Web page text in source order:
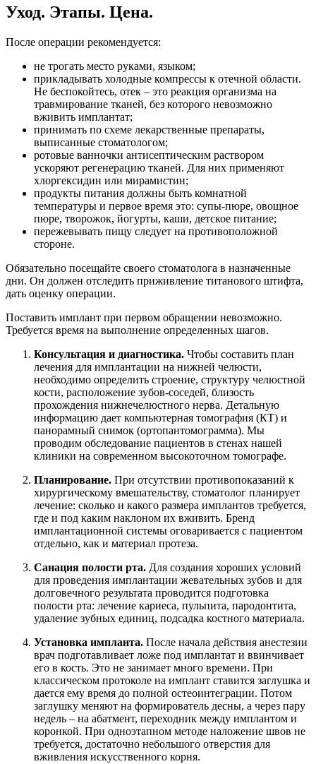
Уход. Этапы. Цена.
После операции рекомендуется:
не трогать место руками, языком;
прикладывать холодные компрессы к отечной области.
Не беспокойтесь, отек – это реакция организма на
травмирование тканей, без которого невозможно
вживить имплантат;
принимать по схеме лекарственные препараты,
выписанные стоматологом;
ротовые ванночки антисептическим раствором
ускоряют регенерацию тканей. Для них применяют
хлоргексидин или мирамистин;
продукты питания должны быть комнатной
температуры и первое время это: супы-пюре, овощное
пюре, творожок, йогурты, каши, детское питание;
пережевывать пищу следует на противоположной
стороне.
Обязательно посещайте своего стоматолога в назначенные
дни. Он должен отследить приживление титанового штифта,
дать оценку операции.
Поставить имплант при первом обращении невозможно.
Требуется время на выполнение определенных шагов.
Консультация и диагностика. Чтобы составить план
лечения для имплантации на нижней челюсти,
необходимо определить строение, структуру челюстной
кости, расположение зубов-соседей, близость
прохождения нижнечелюстного нерва. Детальную
информацию дает компьютерная томография (КТ) и
панорамный снимок (ортопантомограмма). Мы
проводим обследование пациентов в стенах нашей
клиники на современном высокоточном томографе.
Планирование. При отсутствии противопоказаний к
хирургическому вмешательству, стоматолог планирует
лечение: сколько и какого размера имплантов требуется,
где и под каким наклоном их вживить. Бренд
имплантационной системы оговаривается с пациентом
отдельно, как и материал протеза.
Санация полости рта. Для создания хороших условий
для проведения имплантации жевательных зубов и для
долговечного результата проводится подготовка
полости рта: лечение кариеса, пульпита, пародонтита,
удаление зубных единиц, подсадка костного материала.
Установка импланта. После начала действия анестезии
врач подготавливает ложе под имплантат и ввинчивает
его в кость. Это не занимает много времени. При
классическом протоколе на имплант ставится заглушка и
дается ему время до полной остеоинтеграции. Потом
заглушку меняют на формирователь десны, а через пару
недель – на абатмент, переходник между имплантом и
коронкой. При одноэтапном методе наложение швов не
требуется, достаточно небольшого отверстия для
вживления искусственного корня.